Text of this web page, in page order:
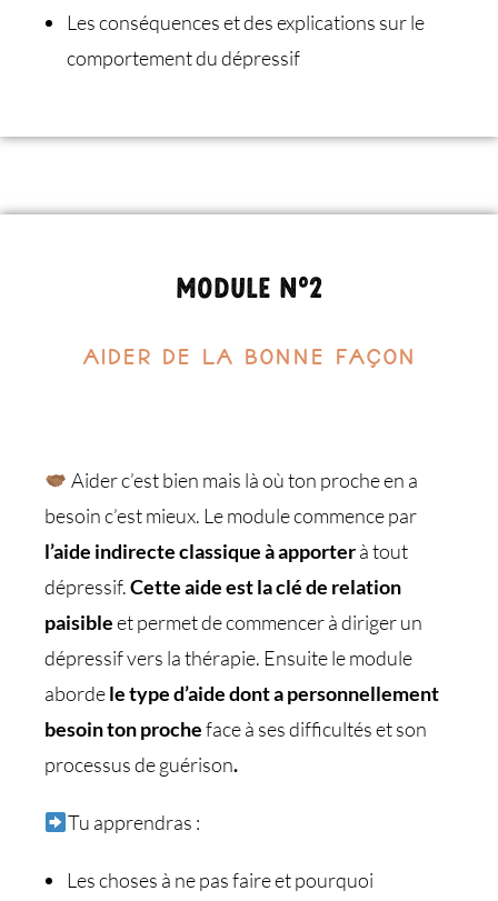
Les conséquences et des explications sur le
comportement du dépressif
Module n°2
Aider de la bonne façon
Aider c’est bien mais là où ton proche en a
besoin c’est mieux. Le module commence par
l’aide indirecte classique à apporterà tout
dépressif.Cette aide est la clé de relation
paisibleet permet de commencer à diriger un
dépressif vers la thérapie. Ensuite le module
abordele type d’aide dont a personnellement
besoin ton procheface à ses difficultés et son
processus de guérison.
Tu apprendras :
Les choses à ne pas faire et pourquoi